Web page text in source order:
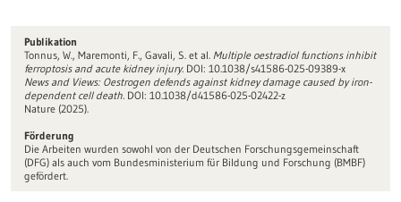
Publikation
Tonnus, W., Maremonti, F., Gavali, S. et al. Multiple oestradiol functions inhibit
ferroptosis and acute kidney injury. DOI: 10.1038/s41586-025-09389-x
News and Views: Oestro­gen defends against kidney damage caused by iron-
dependent cell death. DOI: 10.1038/d41586-025-02422-z
Nature (2025).
Förderung
Die Arbeiten wurden sowohl von der Deutschen Forschungsgemeinschaft
(DFG) als auch vom Bundesministerium für Bildung und Forschung (BMBF)
gefördert.